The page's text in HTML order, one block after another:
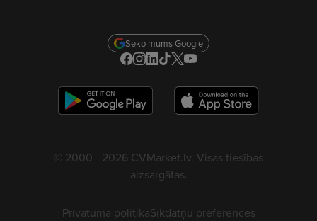
Seko mums Google
© 2000 - 2026 CVMarket.lv. Visas tiesības
aizsargātas.
Privātuma politikaSīkdatņu preferences